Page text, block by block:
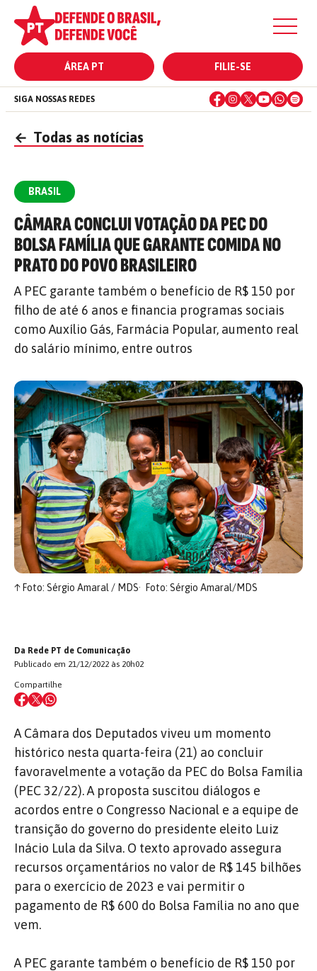
ÁREA PT FILIE-SE
SIGA NOSSAS REDES
← Todas as notícias
BRASIL
CÂMARA CONCLUI VOTAÇÃO DA PEC DO
BOLSA FAMÍLIA QUE GARANTE COMIDA NO
PRATO DO POVO BRASILEIRO
A PEC garante também o benefício de R$ 150 por
filho de até 6 anos e financia programas sociais
como Auxílio Gás, Farmácia Popular, aumento real
do salário mínimo, entre outros
↑Foto: Sérgio Amaral / MDS Foto: Sérgio Amaral/MDS
Da Rede PT de Comunicação
Publicado em 21/12/2022 às 20h02
Compartilhe
A Câmara dos Deputados viveu um momento
histórico nesta quarta-feira (21) ao concluir
favoravelmente a votação da PEC do Bolsa Família
(PEC 32/22). A proposta suscitou diálogos e
acordos entre o Congresso Nacional e a equipe de
transição do governo do presidente eleito Luiz
Inácio Lula da Silva. O texto aprovado assegura
recursos orçamentários no valor de R$ 145 bilhões
para o exercício de 2023 e vai permitir o
pagamento de R$ 600 do Bolsa Família no ano que
vem.
A PEC garante também o benefício de R$ 150 por